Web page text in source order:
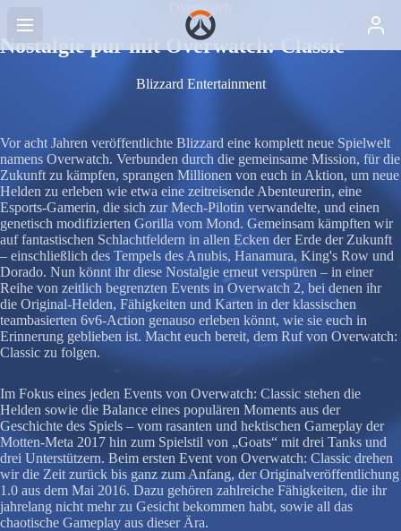
Overwatch
Nostalgie pur mit Overwatch: Classic
Blizzard Entertainment
Vor acht Jahren veröffentlichte Blizzard eine komplett neue Spielwelt
namens Overwatch. Verbunden durch die gemeinsame Mission, für die
Zukunft zu kämpfen, sprangen Millionen von euch in Aktion, um neue
Helden zu erleben wie etwa eine zeitreisende Abenteurerin, eine
Esports-Gamerin, die sich zur Mech-Pilotin verwandelte, und einen
genetisch modifizierten Gorilla vom Mond. Gemeinsam kämpften wir
auf fantastischen Schlachtfeldern in allen Ecken der Erde der Zukunft
– einschließlich des Tempels des Anubis, Hanamura, King's Row und
Dorado. Nun könnt ihr diese Nostalgie erneut verspüren – in einer
Reihe von zeitlich begrenzten Events in Overwatch 2, bei denen ihr
die Original-Helden, Fähigkeiten und Karten in der klassischen
teambasierten 6v6-Action genauso erleben könnt, wie sie euch in
Erinnerung geblieben ist. Macht euch bereit, dem Ruf von Overwatch:
Classic zu folgen.
Im Fokus eines jeden Events von Overwatch: Classic stehen die
Helden sowie die Balance eines populären Moments aus der
Geschichte des Spiels – vom rasanten und hektischen Gameplay der
Motten-Meta 2017 hin zum Spielstil von „Goats“ mit drei Tanks und
drei Unterstützern. Beim ersten Event von Overwatch: Classic drehen
wir die Zeit zurück bis ganz zum Anfang, der Originalveröffentlichung
1.0 aus dem Mai 2016. Dazu gehören zahlreiche Fähigkeiten, die ihr
jahrelang nicht mehr zu Gesicht bekommen habt, sowie all das
chaotische Gameplay aus dieser Ära.